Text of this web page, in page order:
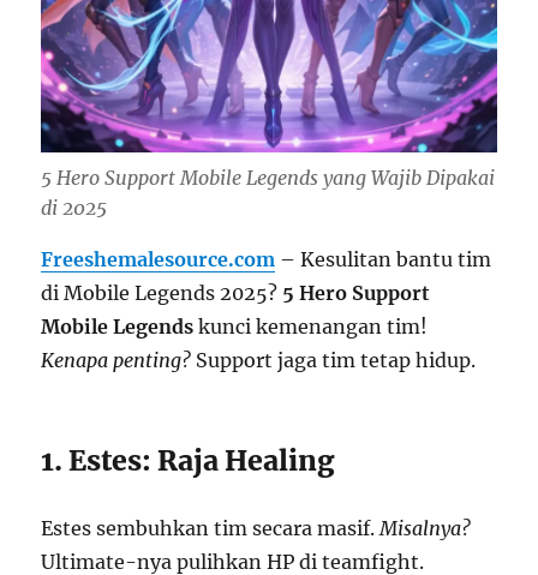
5 Hero Support Mobile Legends yang Wajib Dipakai
di 2025
Freeshemalesource.com – Kesulitan bantu tim
di Mobile Legends 2025? 5 Hero Support
Mobile Legends kunci kemenangan tim!
Kenapa penting? Support jaga tim tetap hidup.
1. Estes: Raja Healing
Estes sembuhkan tim secara masif. Misalnya?
Ultimate-nya pulihkan HP di teamfight.